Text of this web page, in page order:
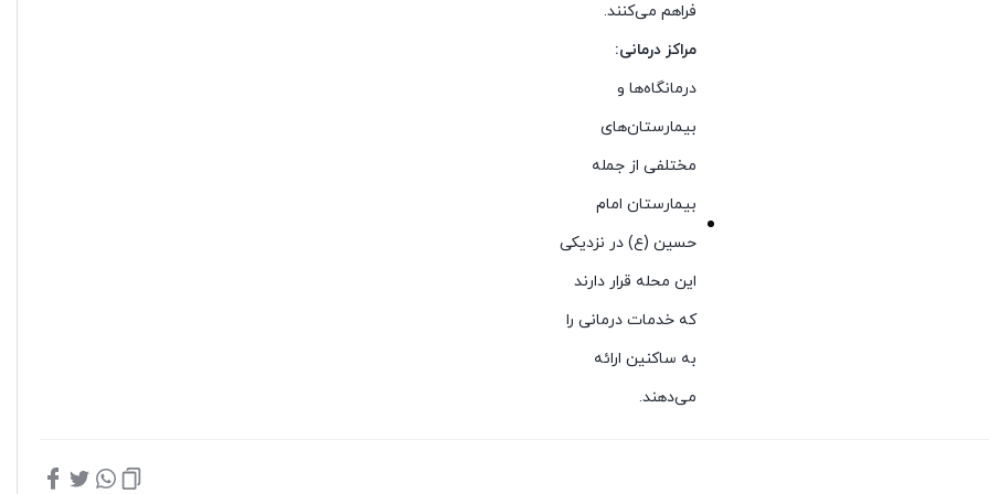
فراهم می‌کنند.
مراکز درمانی:
درمانگاه‌ها و
بیمارستان‌های
مختلفی از جمله
بیمارستان امام
حسین (ع) در نزدیکی
این محله قرار دارند
که خدمات درمانی را
به ساکنین ارائه
می‌دهند.